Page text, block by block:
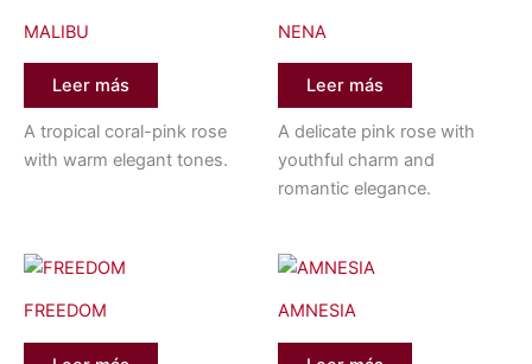
MALIBU
Leer más
A tropical coral-pink rose
with warm elegant tones.
NENA
Leer más
A delicate pink rose with
youthful charm and
romantic elegance.
FREEDOM AMNESIA